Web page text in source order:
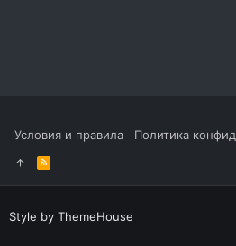
Условия и правила Политика
R
S
S
Style by ThemeHouse